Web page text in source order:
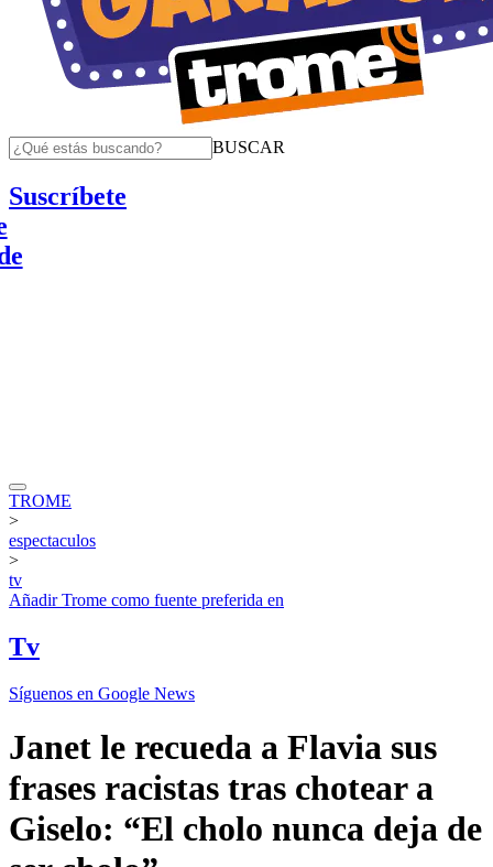
BUSCAR
Suscríbete
TROME
>
espectaculos
>
tv
AñadirTrome como fuente preferida en
Tv
Síguenos en Google News
Janet le recueda a Flavia sus
frases racistas tras chotear a
Giselo: “El cholo nunca deja de